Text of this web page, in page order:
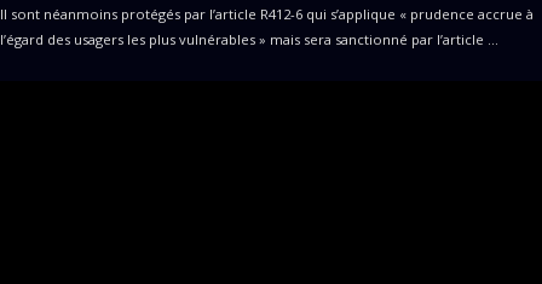
Il sont néanmoins protégés par l’article R412-6 qui s’applique « prudence accrue à
l’égard des usagers les plus vulnérables » mais sera sanctionné par l’article …